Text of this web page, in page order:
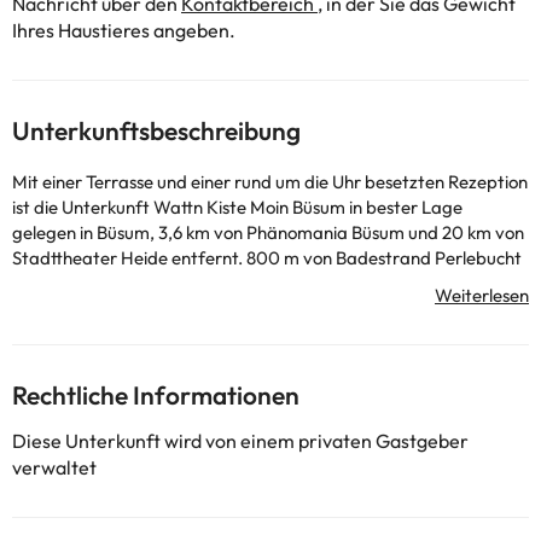
Ihres Haustieres angeben.
Unterkunftsbeschreibung
Mit einer Terrasse und einer rund um die Uhr besetzten Rezeption
ist die Unterkunft Wattn Kiste Moin Büsum in bester Lage
gelegen in Büsum, 3,6 km von Phänomania Büsum und 20 km von
Stadttheater Heide entfernt. 800 m von Badestrand Perlebucht
Büsum entfernt gelegen bietet die Unterkunft einen Garten und
mit einer Dusche. In dieser Ferienwohnung werden Handtücher
und Bettwäsche angeboten. Multimar Wattforum liegt 37 km von
der Unterkunft Wattn Kiste Moin Büsum entfernt, während
Westerhever Leuchtturm 43 km entfernt ist. Der nächstgelegene
Rechtliche Informationen
Diese Unterkunft wird von einem privaten Gastgeber
verwaltet